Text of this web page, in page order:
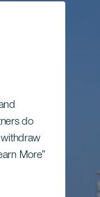
do
withdraw
More”